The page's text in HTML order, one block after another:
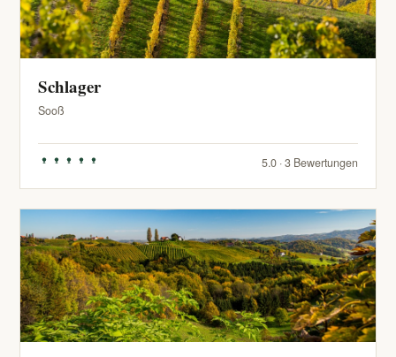
Schlager
Sooß
5.0 · 3 Bewertungen